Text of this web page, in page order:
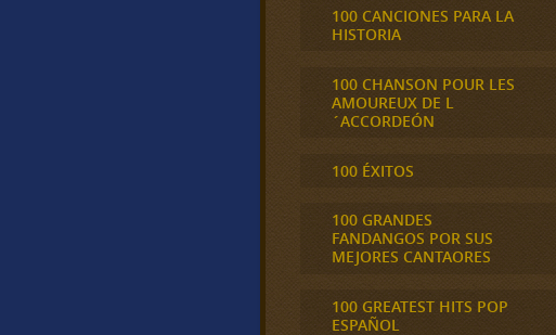
100 CANCIONES PARA LA
HISTORIA
100 CHANSON POUR LES
AMOUREUX DE L
´ACCORDEÓN
100 ÉXITOS
100 GRANDES
FANDANGOS POR SUS
MEJORES CANTAORES
100 GREATEST HITS POP
ESPAÑOL